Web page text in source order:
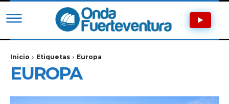
Inicio Etiquetas Europa
EUROPA